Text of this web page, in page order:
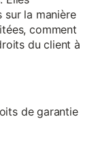
la manière
comment
du client à
de garantie